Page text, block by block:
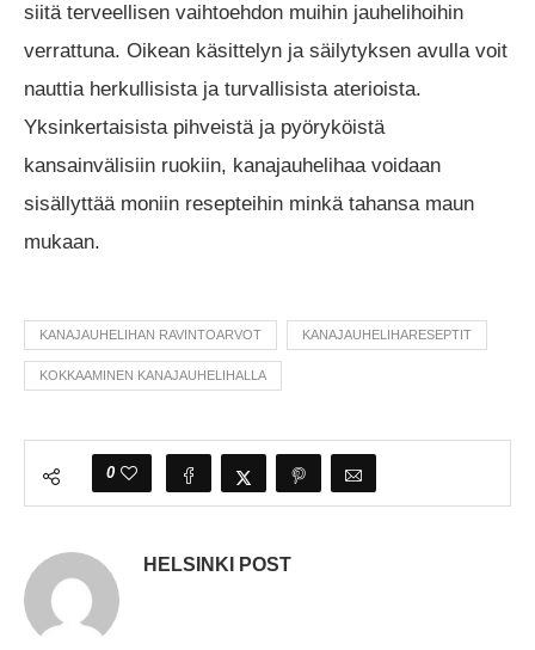
siitä terveellisen vaihtoehdon muihin jauhelihoihin
verrattuna. Oikean käsittelyn ja säilytyksen avulla voit
nauttia herkullisista ja turvallisista aterioista.
Yksinkertaisista pihveistä ja pyöryköistä
kansainvälisiin ruokiin, kanajauhelihaa voidaan
sisällyttää moniin resepteihin minkä tahansa maun
mukaan.
KANAJAUHELIHAN RAVINTOARVOT KANAJAUHELIHARESEPTIT
KOKKAAMINEN KANAJAUHELIHALLA
0
HELSINKI POST